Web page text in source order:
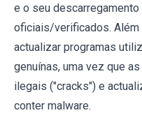
e o seu
oficiais/verificados.
actualizar programas
genuínas, uma vez que
ilegais ("cracks") e
conter malware.